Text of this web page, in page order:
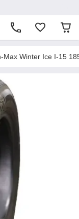
Max Winter Ice I-15